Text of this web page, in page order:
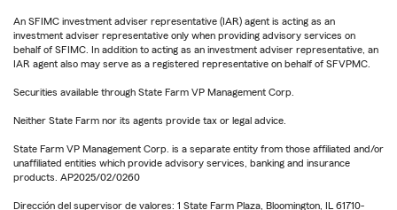
An SFIMC investment adviser representative (IAR) agent is acting as an
investment adviser representative only when providing advisory services on
behalf of SFIMC. In addition to acting as an investment adviser representative, an
IAR agent also may serve as a registered representative on behalf of SFVPMC.
Securities available through State Farm VP Management Corp.
Neither State Farm nor its agents provide tax or legal advice.
State Farm VP Management Corp. is a separate entity from those affiliated and/or
unaffiliated entities which provide advisory services, banking and insurance
products. AP2025/02/0260
Dirección del supervisor de valores: 1 State Farm Plaza, Bloomington, IL 61710-